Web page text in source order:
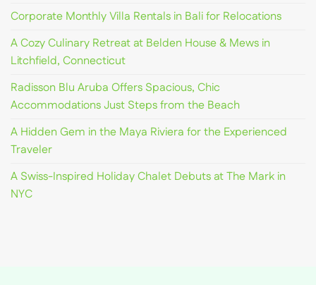
Corporate Monthly Villa Rentals in Bali for Relocations
A Cozy Culinary Retreat at Belden House & Mews in
Litchfield, Connecticut
Radisson Blu Aruba Offers Spacious, Chic
Accommodations Just Steps from the Beach
A Hidden Gem in the Maya Riviera for the Experienced
Traveler
A Swiss-Inspired Holiday Chalet Debuts at The Mark in
NYC